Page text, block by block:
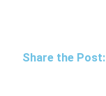
Share the Post: